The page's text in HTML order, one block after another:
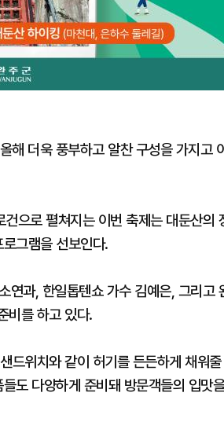
해 더욱 풍부하고 알찬 구성을 가지고
으로 펼쳐지는 이번 축제는 대둔산의
그램을 선보인다.
과, 한일톱텐쇼 가수 김예은, 그리고
비를 하고 있다.
드위치와 같이 허기를 든든하게 채워
도 다양하게 준비돼 방문객들의 입맛